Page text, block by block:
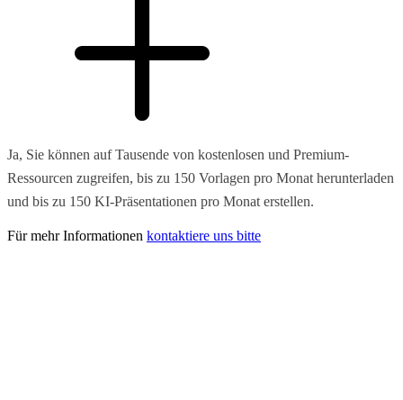
Ja, Sie können auf Tausende von kostenlosen und Premium-
Ressourcen zugreifen, bis zu 150 Vorlagen pro Monat herunterladen
und bis zu 150 KI-Präsentationen pro Monat erstellen.
Für mehr Informationen kontaktiere uns bitte